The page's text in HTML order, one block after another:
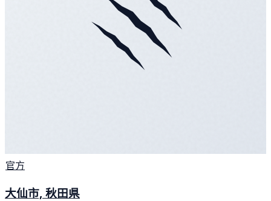
官方
大仙市, 秋田県